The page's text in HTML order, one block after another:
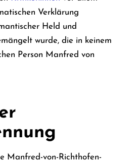
Verklärung
Held und
wurde, die in keinem
Person Manfred von
Manfred-von-Richthofen-